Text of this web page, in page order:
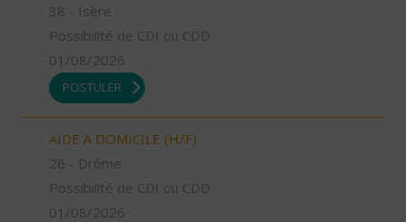
38 - Isère
Possibilité de CDI ou CDD
01/08/2026
POSTULER
AIDE A DOMICILE (H/F)
26 - Drôme
Possibilité de CDI ou CDD
01/08/2026